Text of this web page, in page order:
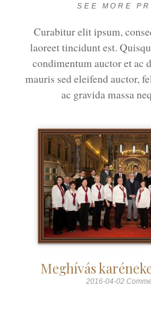
SEE MORE
Curabitur elit ipsum,
laoreet tincidunt est.
condimentum auctor et ac
mauris sed eleifend auctor,
ac gravida massa
Meghívás
2016-04-02